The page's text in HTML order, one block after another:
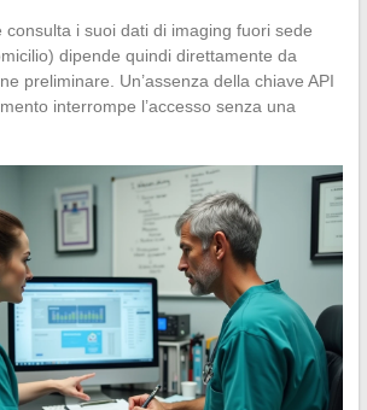
consulta i suoi dati di imaging fuori sede
dipende quindi direttamente da
preliminare. Un’assenza della chiave API
interrompe l’accesso senza una